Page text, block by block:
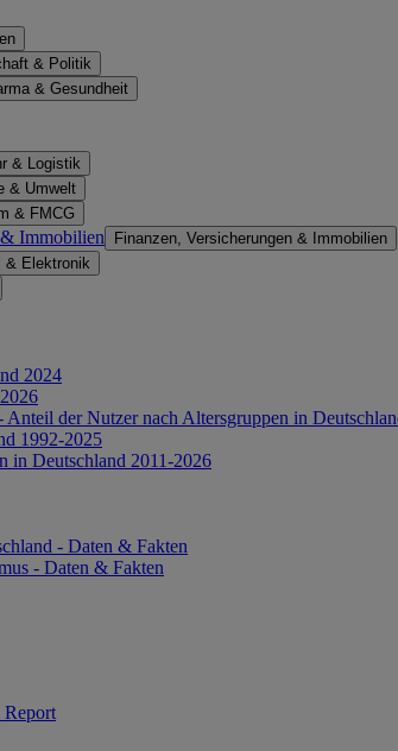
& Politik
& Gesundheit
& Logistik
& Umwelt
& FMCG
Immobilien Finanzen, Versicherungen & Immobilien
& Elektronik
2024
Anteil der Nutzer nach Altersgruppen in
1992-2025
in Deutschland 2011-2026
- Daten & Fakten
- Daten & Fakten
Report